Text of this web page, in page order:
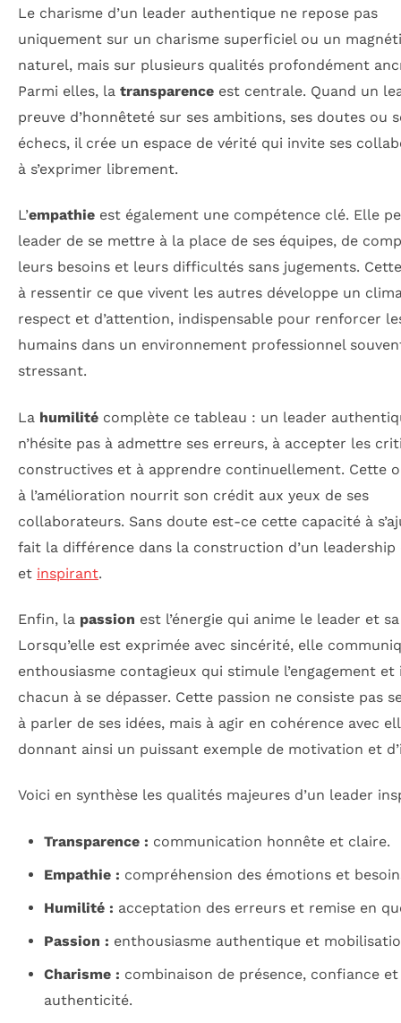
Le charisme d’un leader authentique ne repose pas
uniquement sur un charisme superficiel ou un
naturel, mais sur plusieurs qualités profondément
Parmi elles, la transparence est centrale. Quand un
preuve d’honnêteté sur ses ambitions, ses doutes ou
échecs, il crée un espace de vérité qui invite ses
à s’exprimer librement.
L’empathie est également une compétence clé. Elle
leader de se mettre à la place de ses équipes, de
leurs besoins et leurs difficultés sans jugements.
à ressentir ce que vivent les autres développe un
respect et d’attention, indispensable pour renforcer
humains dans un environnement professionnel
stressant.
La humilité complète ce tableau : un leader
n’hésite pas à admettre ses erreurs, à accepter les
constructives et à apprendre continuellement. Cette
à l’amélioration nourrit son crédit aux yeux de ses
collaborateurs. Sans doute est-ce cette capacité à
fait la différence dans la construction d’un leadership
et inspirant.
Enfin, la passion est l’énergie qui anime le leader et
Lorsqu’elle est exprimée avec sincérité, elle
enthousiasme contagieux qui stimule l’engagement et
chacun à se dépasser. Cette passion ne consiste pas
à parler de ses idées, mais à agir en cohérence avec
donnant ainsi un puissant exemple de motivation et
Voici en synthèse les qualités majeures d’un leader
Transparence : communication honnête et claire.
Empathie : compréhension des émotions et
Humilité : acceptation des erreurs et remise en
Passion : enthousiasme authentique et
Charisme : combinaison de présence, confiance et
authenticité.